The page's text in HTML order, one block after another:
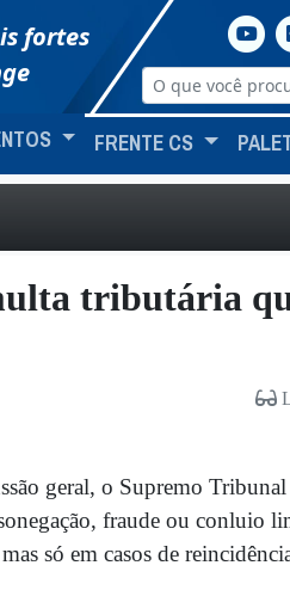
fortes
FRENTE CS
tributária
geral, o Supremo
fraude ou conluio
só em casos de